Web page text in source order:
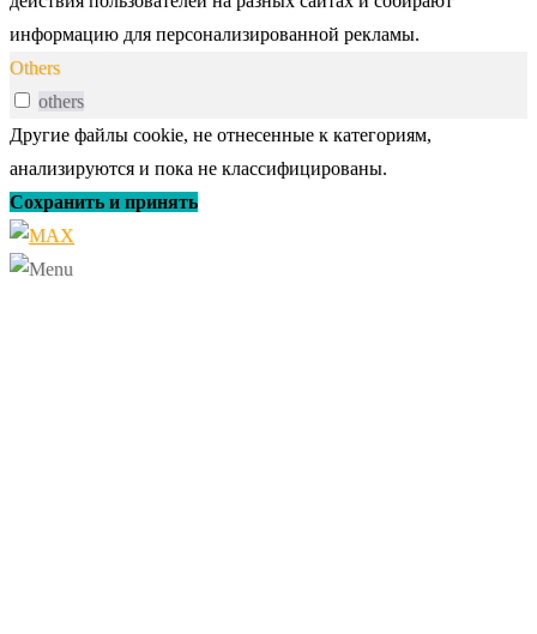
информацию для персонализированной рекламы.
Others
others
Другие файлы cookie, не отнесенные к категориям,
анализируются и пока не классифицированы.
Сохранить и принять